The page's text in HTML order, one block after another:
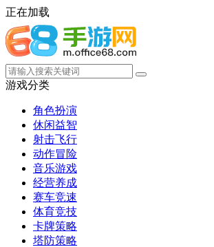
正在加载
游戏分类
角色扮演
休闲益智
射击飞行
动作冒险
音乐游戏
经营养成
赛车竞速
体育竞技
卡牌策略
塔防策略